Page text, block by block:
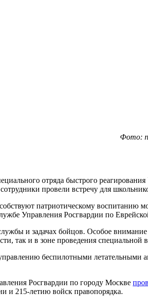
Фото:
отряда быстрого
провели встречу для
патриотическому
Управления Росгвардии по
и задачах бойцов. Особое
так и в зоне проведения специальной
беспилотными
Росгвардии по городу Москве
и 215-летию войск правопорядка.